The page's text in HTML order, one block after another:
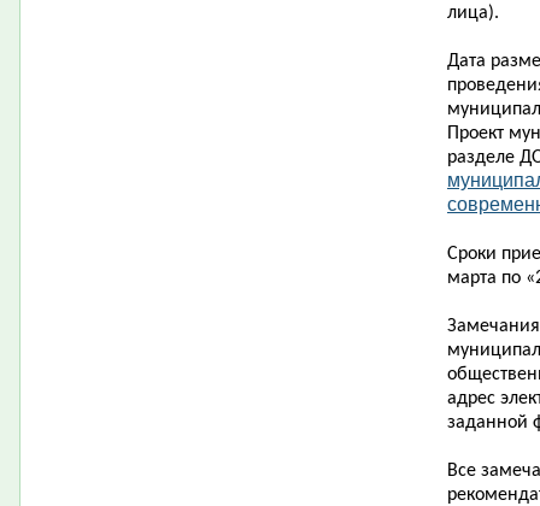
лица).
Дата
Проект
разделе
Сроки
марта по
адрес
заданной
Все